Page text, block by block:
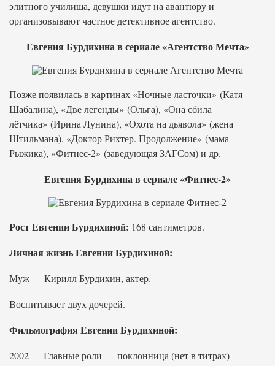
элитного училища, девушки идут на авантюру и
организовывают частное детективное агентство.
Евгения Бурдихина в сериале «Агентство Мечта»
Позже появилась в картинах «Ночные ласточки» (Катя
Шабалина), «Две легенды» (Ольга), «Она сбила
лётчика» (Ирина Лунина), «Охота на дьявола» (жена
Штильмана), «Доктор Рихтер. Продолжение» (мама
Рыжика), «Фитнес-2» (заведующая ЗАГСом) и др.
Евгения Бурдихина в сериале «Фитнес-2»
Рост Евгении Бурдихиной: 168 сантиметров.
Личная жизнь Евгении Бурдихиной:
Муж — Кирилл Бурдихин, актер.
Воспитывает двух дочерей.
Фильмография Евгении Бурдихиной:
2002 — Главные роли — поклонница (нет в титрах)